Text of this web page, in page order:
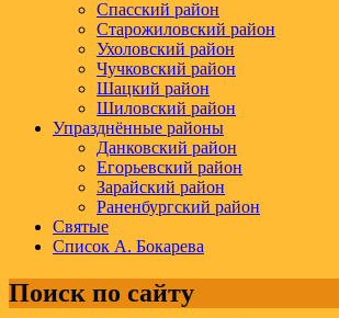
Спасский район
Старожиловский район
Ухоловский район
Чучковский район
Шацкий район
Шиловский район
Упразднённые районы
Данковский район
Егорьевский район
Зарайский район
Раненбургский район
Святые
Список А. Бокарева
Поиск по сайту